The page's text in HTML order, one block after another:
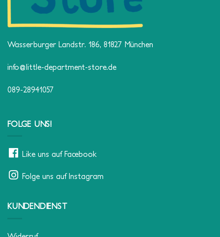
Wasserburger Landstr. 186, 81827 München
info@little-department-store.de
089-28941057
FOLGE UNS!
Like uns auf Facebook
Folge uns auf Instagram
KUNDENDIENST